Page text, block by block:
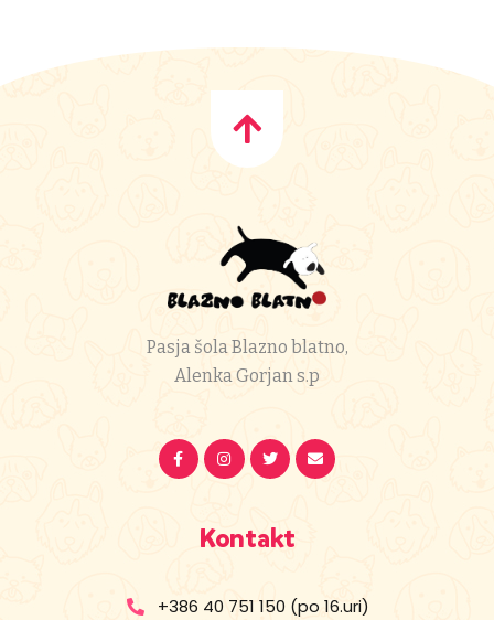
Pasja šola Blazno blatno,
Alenka Gorjan s.p
Kontakt
+386 40 751 150 (po 16.uri)